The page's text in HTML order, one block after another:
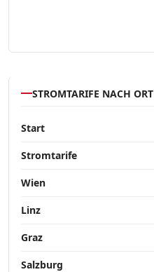
STROMTARIFE NACH ORT
Start
Stromtarife
Wien
Linz
Graz
Salzburg